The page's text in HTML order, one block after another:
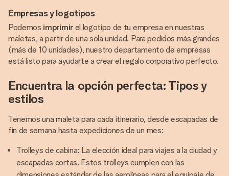
Empresas y logotipos
Podemos imprimirel logotipo de tu empresa en nuestras
maletas, a partir de una sola unidad. Para pedidos más grandes
(más de 10 unidades), nuestro departamento de empresas
está listo para ayudarte a crear el regalo corporativo perfecto.
Encuentra la opción perfecta: Tipos y
estilos
Tenemos una maleta para cada itinerario, desde escapadas de
fin de semana hasta expediciones de un mes:
Trolleys de cabina: La elección ideal para viajes a la ciudad y
escapadas cortas. Estos trolleys cumplen con las